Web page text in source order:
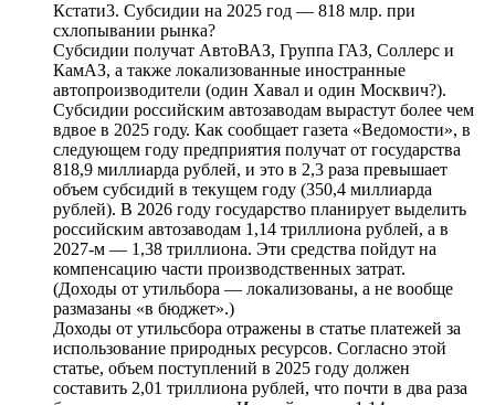
Кстати3. Субсидии на 2025 год — 818 млр. при
схлопывании рынка?
Субсидии получат АвтоВАЗ, Группа ГАЗ, Соллерс и
КамАЗ, а также локализованные иностранные
автопроизводители (один Хавал и один Москвич?).
Субсидии российским автозаводам вырастут более чем
вдвое в 2025 году. Как сообщает газета «Ведомости», в
следующем году предприятия получат от государства
818,9 миллиарда рублей, и это в 2,3 раза превышает
объем субсидий в текущем году (350,4 миллиарда
рублей). В 2026 году государство планирует выделить
российским автозаводам 1,14 триллиона рублей, а в
2027-м — 1,38 триллиона. Эти средства пойдут на
компенсацию части производственных затрат.
(Доходы от утильбора — локализованы, а не вообще
размазаны «в бюджет».)
Доходы от утильсбора отражены в статье платежей за
использование природных ресурсов. Согласно этой
статье, объем поступлений в 2025 году должен
составить 2,01 триллиона рублей, что почти в два раза